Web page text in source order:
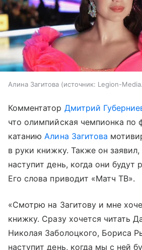
Алина Загитова источник: Legion-
Комментатор Дмитрий
что олимпийская чемпионка по
катаниюАлина Загитова
в руки книжку. Также он
наступит день, когда они будут
Его слова приводит «Матч ТВ».
«Смотрю на Загитову и мне
книжку. Сразу хочется читать
Николая Заболоцкого, Бориса
наступит день, когда мы с ней